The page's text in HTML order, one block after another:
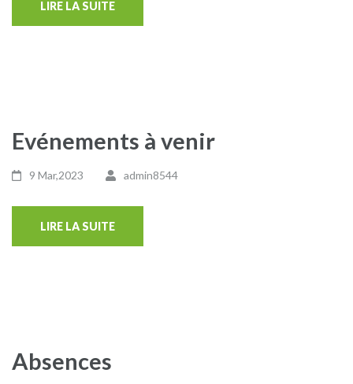
LIRE LA SUITE
Evénements à venir
9 Mar,2023 admin8544
LIRE LA SUITE
Absences